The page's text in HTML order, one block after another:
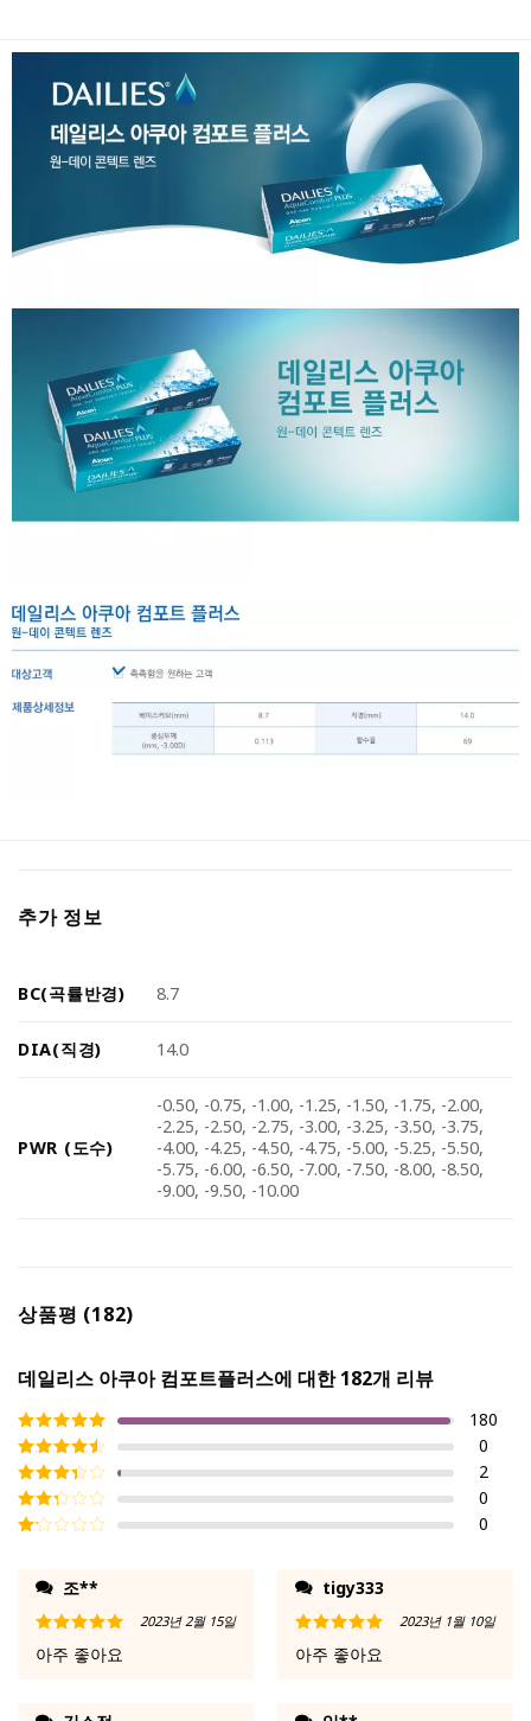
추가 정보
BC(곡률반경) 8.7
DIA(직경) 14.0
PWR (도수)
-0.50, -0.75, -1.00, -1.25, -1.50, -1.75, -2.00,
-2.25, -2.50, -2.75, -3.00, -3.25, -3.50, -3.75,
-4.00, -4.25, -4.50, -4.75, -5.00, -5.25, -5.50,
-5.75, -6.00, -6.50, -7.00, -7.50, -8.00, -8.50,
-9.00, -9.50, -10.00
상품평 (182)
데일리스 아쿠아 컴포트플러스에 대한 182개 리뷰
5 중에서5로
평가됨
180
5 중에서
4로 평가
됨
0
5 중에
서 3
로
평가됨
2
5 중
0
0
조**
5 중에서5
로 평가됨
2023년 2월 15일
아주 좋아요
tigy333
5 중에서5
로 평가됨
2023년 1월 10일
아주 좋아요